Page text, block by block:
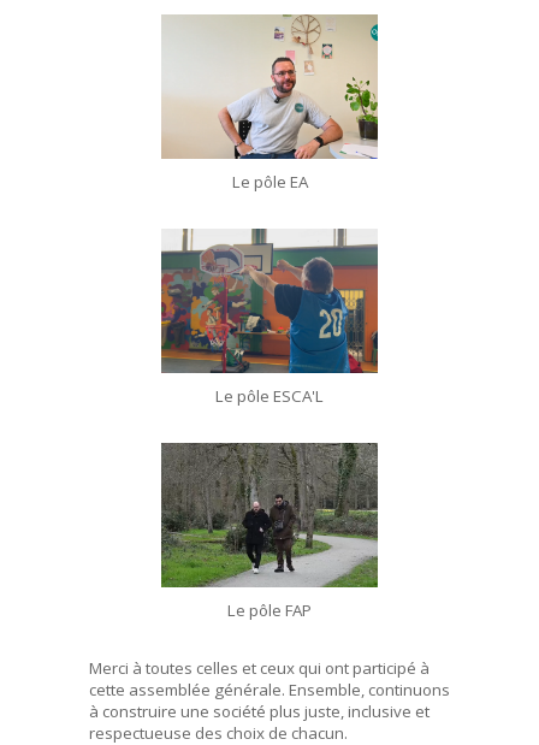
Le pôle EA
Le pôle ESCA'L
Le pôle FAP
Merci à toutes celles et ceux qui ont participé à
cette assemblée générale. Ensemble, continuons
à construire une société plus juste, inclusive et
respectueuse des choix de chacun.